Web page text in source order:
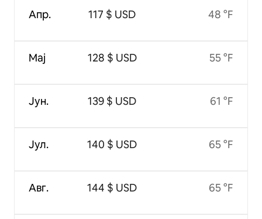
Апр.
Мај
Јун.
Јул.
Авг.
117 $ USD
128 $ USD
139 $ USD
140 $ USD
144 $ USD
48 °F
55 °F
61 °F
65 °F
65 °F